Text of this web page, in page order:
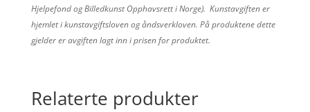
Hjelpefond og Billedkunst Opphavsrett i Norge). Kunstavgiften er
hjemlet i kunstavgiftsloven og åndsverkloven. På produktene dette
gjelder er avgiften lagt inn i prisen for produktet.
Relaterte produkter